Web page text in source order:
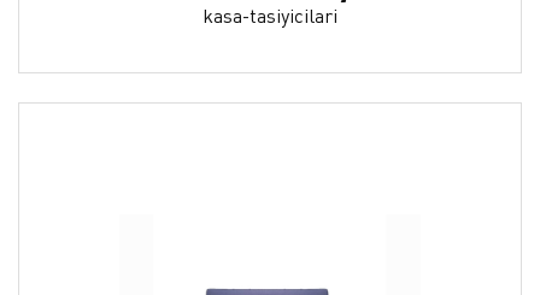
kasa-tasiyicilari